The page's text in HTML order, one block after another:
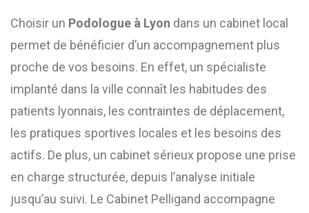
Choisir un Podologue à Lyon dans un cabinet local
permet de bénéficier d’un accompagnement plus
proche de vos besoins. En effet, un spécialiste
implanté dans la ville connaît les habitudes des
patients lyonnais, les contraintes de déplacement,
les pratiques sportives locales et les besoins des
actifs. De plus, un cabinet sérieux propose une prise
en charge structurée, depuis l’analyse initiale
jusqu’au suivi. Le Cabinet Pelligand accompagne